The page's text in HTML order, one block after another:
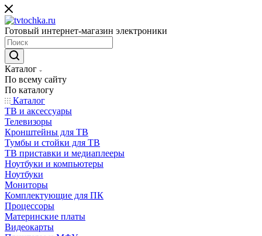
Готовый интернет-магазин электроники
Каталог
По всему сайту
По каталогу
Каталог
ТВ и аксессуары
Телевизоры
Кронштейны для ТВ
Тумбы и стойки для ТВ
ТВ приставки и медиаплееры
Ноутбуки и компьютеры
Ноутбуки
Мониторы
Комплектующие для ПК
Процессоры
Материнские платы
Видеокарты